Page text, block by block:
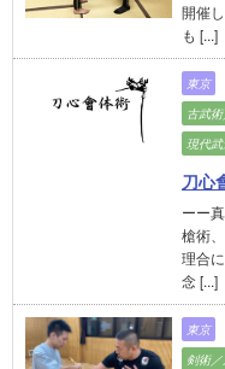
開催
も [...]
東京
古武
現代武
刀心
ーー
槍術
理合
念 [...]
東京
剣術